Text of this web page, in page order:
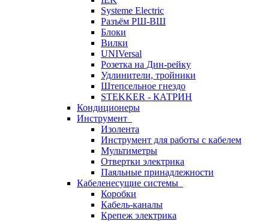
Systeme Electric
Разъём РШ-ВШ
Блоки
Вилки
UNIVersal
Розетка на Дин-рейку
Удлинители, тройники
Штепсельное гнездо
STEKKER - КАТРИН
Кондиционеры
Инструмент
Изолента
Инструмент для работы с кабелем
Мультиметры
Отвертки электрика
Паяльные принадлежности
Кабеленесущие системы
Коробки
Кабель-каналы
Крепеж электрика